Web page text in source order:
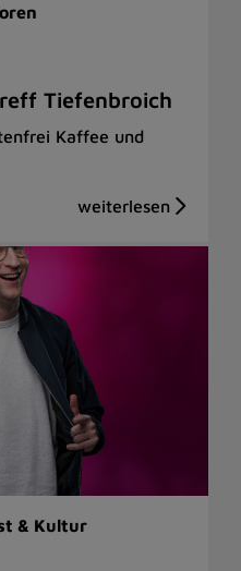
Tiefenbroich
Kaffee und
& Kultur